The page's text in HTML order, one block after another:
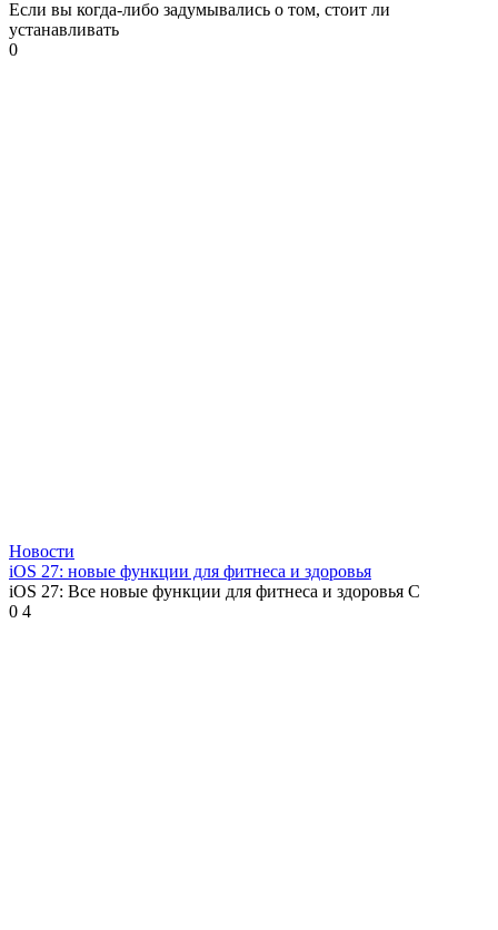
Если вы когда-либо задумывались о том, стоит ли
устанавливать
0
Новости
iOS 27: новые функции для фитнеса и здоровья
iOS 27: Все новые функции для фитнеса и здоровья С
0 4